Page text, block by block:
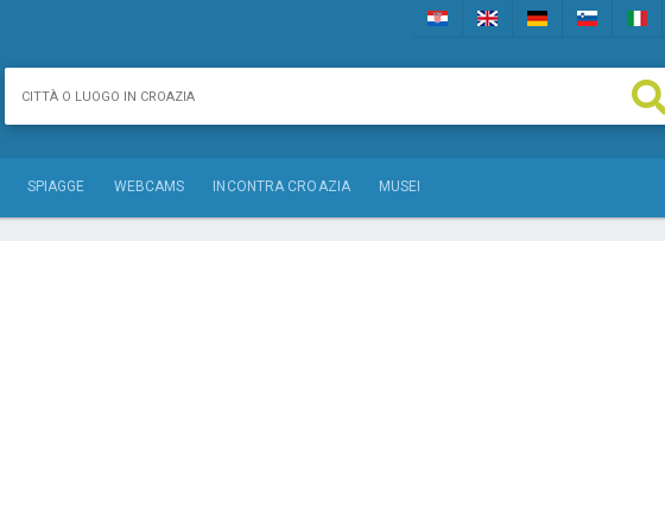
SPIAGGE WEBCAMS INCONTRA CROAZIA MUSEI